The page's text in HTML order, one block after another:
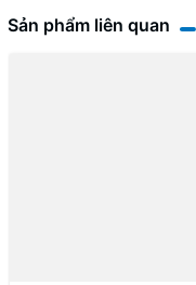
Sản phẩm liên quan